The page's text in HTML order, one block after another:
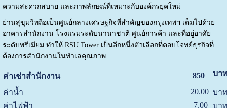
ความสะดวกสบาย และภาพลักษณ์ที่เหมาะกับองค์กรยุคใหม่
ย่านสุขุมวิทถือเป็นศูนย์กลางเศรษฐกิจที่สำคัญของกรุงเทพฯ เต็มไปด้วย
อาคารสำนักงาน โรงแรมระดับนานาชาติ ศูนย์การค้า และที่อยู่อาศัย
ระดับพรีเมียม ทำให้ RSU Tower เป็นอีกหนึ่งตัวเลือกที่ตอบโจทย์ธุรกิจที่
ต้องการสำนักงานในทำเลคุณภาพ
ค่าเช่าสำนักงาน 850 บา
ค่าน้ำ 20.00 บา
ค่าไฟฟ้า
7.00 บา